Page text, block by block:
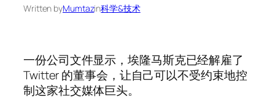
Written byMumtazin科学&技术
一份公司文件显示，埃隆马斯克已经解雇了
Twitter 的董事会，让自己可以不受约束地控
制这家社交媒体巨头。